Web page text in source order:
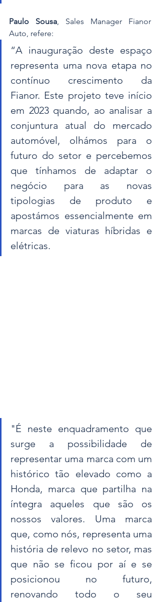
Paulo Sousa, Sales Manager Fianor
Auto, refere:
“A inauguração deste espaço
representa uma nova etapa no
contínuo crescimento da
Fianor. Este projeto teve início
em 2023 quando, ao analisar a
conjuntura atual do mercado
automóvel, olhámos para o
futuro do setor e percebemos
que tínhamos de adaptar o
negócio para as novas
tipologias de produto e
apostámos essencialmente em
marcas de viaturas híbridas e
elétricas.
"É neste enquadramento que
surge a possibilidade de
representar uma marca com um
histórico tão elevado como a
Honda, marca que partilha na
íntegra aqueles que são os
nossos valores. Uma marca
que, como nós, representa uma
história de relevo no setor, mas
que não se ficou por aí e se
posicionou no futuro,
renovando todo o seu